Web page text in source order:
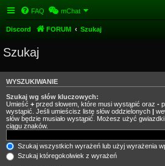
FAQ mChat
Discord FORUM Szukaj
Szukaj
WYSZUKIWANIE
Szukaj wg słów kluczowych:
Umieść + przed słowem, które musi wystąpić oraz -
wystąpić. Jeśli umieścisz listę słów oddzielonych |
słów będzie musiało wystąpić. Możesz użyć
ciągu znaków.
Szukaj wszystkich wyrażeń lub użyj wyrażenia
Szukaj któregokolwiek z wyrażeń